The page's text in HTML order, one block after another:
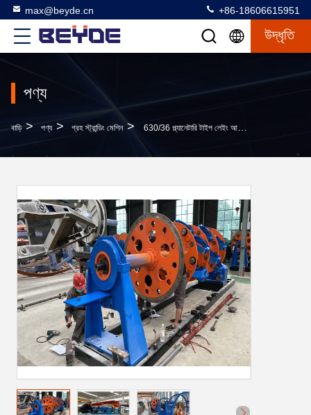
max@beyde.cn +86-18606615951
উদ্ধৃতি
পণ্য
বাড়ি > পণ্য > গ্রহ স্ট্রান্ডিং মেশিন > 630/36 প্ল্যানেটারি টাইপ লেইং আপ মেশিন Rvv মাল্টিকোর কন্ট্রোল কেবল